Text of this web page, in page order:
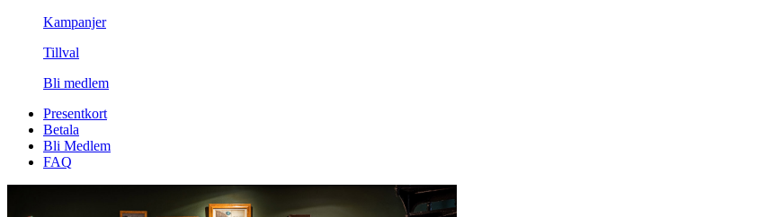
Kampanjer
Tillval
Bli medlem
Presentkort
Betala
Bli Medlem
FAQ